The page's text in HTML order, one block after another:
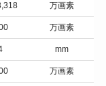
万画素
万画素
mm
万画素